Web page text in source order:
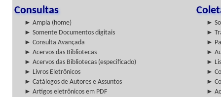
Consultas
► Ampla (home)
►
► Somente Documentos digitais
►
► Consulta Avançada
►
► Acervos das Bibliotecas
►
► Acervos das Bibliotecas (especificado)
►
► Livros Eletrônicos
►
► Catálogos de Autores e Assuntos
►
► Artigos eletrônicos em PDF
►